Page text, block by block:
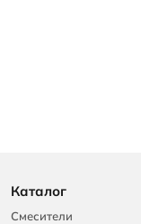
Каталог
Смесители